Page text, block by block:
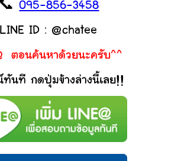
📞095-856-3458
LINE ID : @chatee
ตอนค้นหาด้วยนะครับ^^
ทันที กดปุ่มข้างล่างนี้เลย!!